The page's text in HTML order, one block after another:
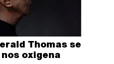
Thomas se
oxigena